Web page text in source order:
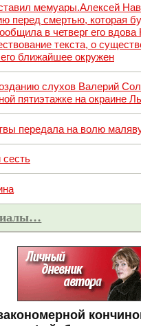
мемуары.Алексей
перед смертью, которая
в четверг его
текста, о
ближайшее окружен
слухов Валерий
пятиэтажке на окраине
передала на волю
сесть